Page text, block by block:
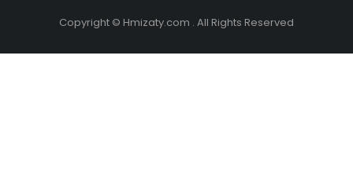
Copyright © Hmizaty.com . All Rights Reserved